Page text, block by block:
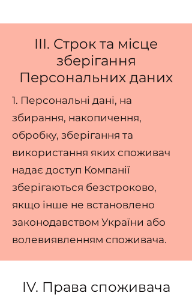
ІІІ. Строк та місце
зберігання
Персональних даних
1. Персональні дані, на
збирання, накопичення,
обробку, зберігання та
використання яких споживач
надає доступ Компанії
зберігаються безстроково,
якщо інше не встановлено
законодавством України або
волевиявленням споживача.
IV. Права споживача